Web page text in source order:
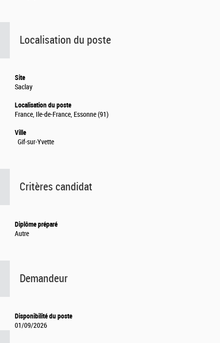
Localisation du poste
Site
Saclay
Localisation du poste
France, Ile-de-France, Essonne (91)
Ville
Gif-sur-Yvette
Critères candidat
Diplôme préparé
Autre
Demandeur
Disponibilité du poste
01/09/2026